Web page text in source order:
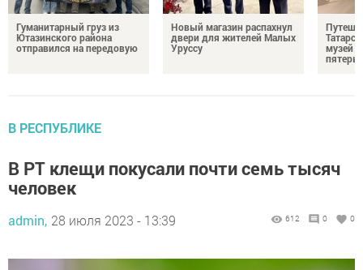
Гуманитарный груз из
Ютазинского района
отправился на передовую
Новый магазин распахнул
двери для жителей Малых
Уруссу
музей
В РЕСПУБЛИКЕ
В РТ клещи покусали почти семь тысяч
человек
admin, 28 июля 2023 - 13:39 612 0 0